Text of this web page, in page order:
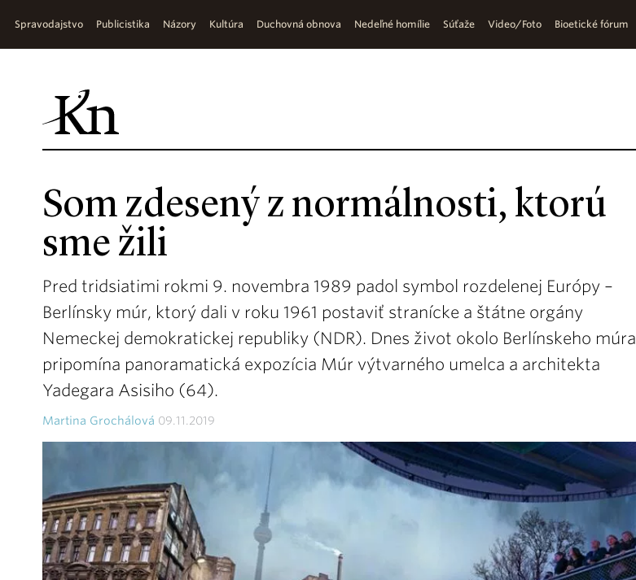
Spravodajstvo Publicistika Názory Kultúra Duchovná obnova Nedeľné homílie Súťaže Video/Foto Bioetické fórum
Som zdesený z normálnosti, ktorú
sme žili
Pred tridsiatimi rokmi 9. novembra 1989 padol symbol rozdelenej Európy –
Berlínsky múr, ktorý dali v roku 1961 postaviť stranícke a štátne orgány
Nemeckej demokratickej republiky (NDR). Dnes život okolo Berlínskeho múra
pripomína panoramatická expozícia Múr výtvarného umelca a architekta
Yadegara Asisiho (64).
Martina Grochálová 09.11.2019